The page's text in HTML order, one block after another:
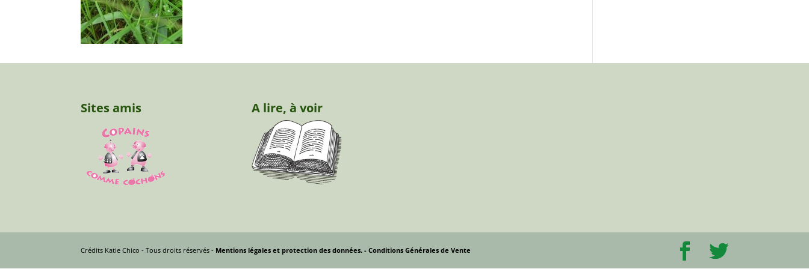
Sites amis A lire, à voir
Crédits Katie Chico - Tous droits réservés - Mentions légales et protection des données. - Conditions Générales de Vente